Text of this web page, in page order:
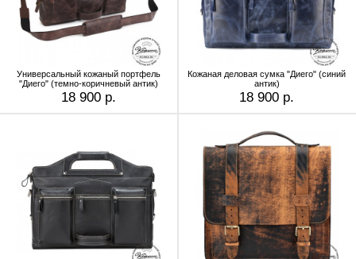
Универсальный кожаный портфель
"Диего" (темно-коричневый антик)
18 900 р.
Кожаная деловая сумка "Диего" (синий
антик)
18 900 р.